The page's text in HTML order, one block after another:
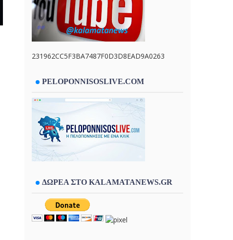
231962CC5F3BA7487F0D3D8EAD9A0263
PELOPONNISOSLIVE.COM
ΔΩΡΕΑ ΣΤΟ KALAMATANEWS.GR